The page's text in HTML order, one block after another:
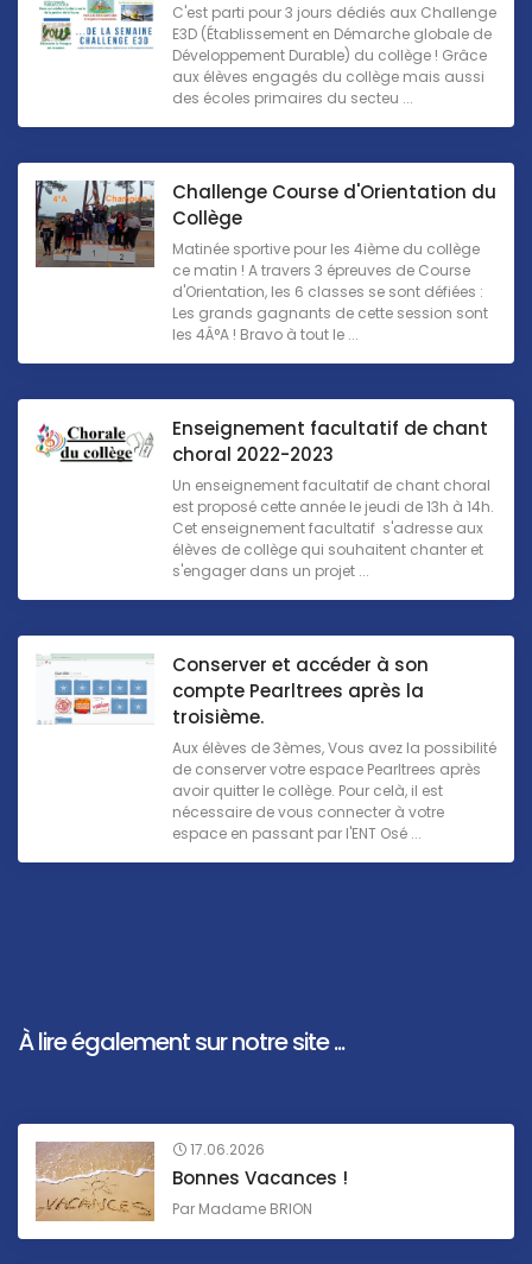
C'est parti pour 3 jours dédiés aux Challenge
E3D (Établissement en Démarche globale de
Développement Durable) du collège ! Grâce
aux élèves engagés du collège mais aussi
des écoles primaires du secteu ...
Challenge Course d'Orientation du
Collège
Matinée sportive pour les 4ième du collège
ce matin ! A travers 3 épreuves de Course
d'Orientation, les 6 classes se sont défiées :
Les grands gagnants de cette session sont
les 4Â°A ! Bravo à tout le ...
Enseignement facultatif de chant
choral 2022-2023
Un enseignement facultatif de chant choral
est proposé cette année le jeudi de 13h à 14h.
Cet enseignement facultatif s'adresse aux
élèves de collège qui souhaitent chanter et
s'engager dans un projet ...
Conserver et accéder à son
compte Pearltrees après la
troisième.
Aux élèves de 3èmes, Vous avez la possibilité
de conserver votre espace Pearltrees après
avoir quitter le collège. Pour celà, il est
nécessaire de vous connecter à votre
espace en passant par l'ENT Osé ...
À lire également sur notre site ...
17.06.2026
Bonnes Vacances !
Par Madame BRION